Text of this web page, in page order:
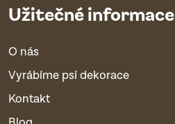
Užitečné informace
O nás
Vyrábíme psí dekorace
Kontakt